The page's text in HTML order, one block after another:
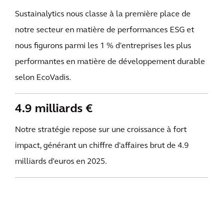
Sustainalytics nous classe à la première place de
notre secteur en matière de performances ESG et
nous figurons parmi les 1 % d'entreprises les plus
performantes en matière de développement durable
selon EcoVadis.
4.9 milliards €
Notre stratégie repose sur une croissance à fort
impact, générant un chiffre d'affaires brut de 4.9
milliards d'euros en 2025.